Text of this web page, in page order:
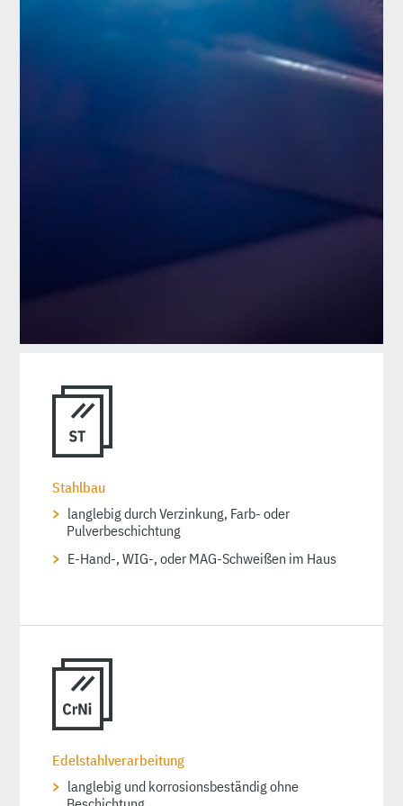
Stahlbau
langlebig durch Verzinkung, Farb- oder
Pulverbeschichtung
E-Hand-, WIG-, oder MAG-Schweißen im Haus
Edelstahlverarbeitung
langlebig und korrosionsbeständig ohne